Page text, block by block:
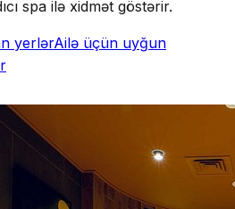
spa ilə xidmət göstərir.
yerlərAilə üçün uyğun